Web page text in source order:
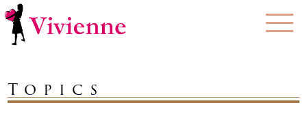
Topics